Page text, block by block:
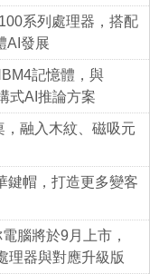
系列處理器，搭配
AI發展
記憶體，與
式AI推論方案
融入木紋、磁吸元
鍵帽，打造更多變客
腦將於9月上市，
理器與對應升級版